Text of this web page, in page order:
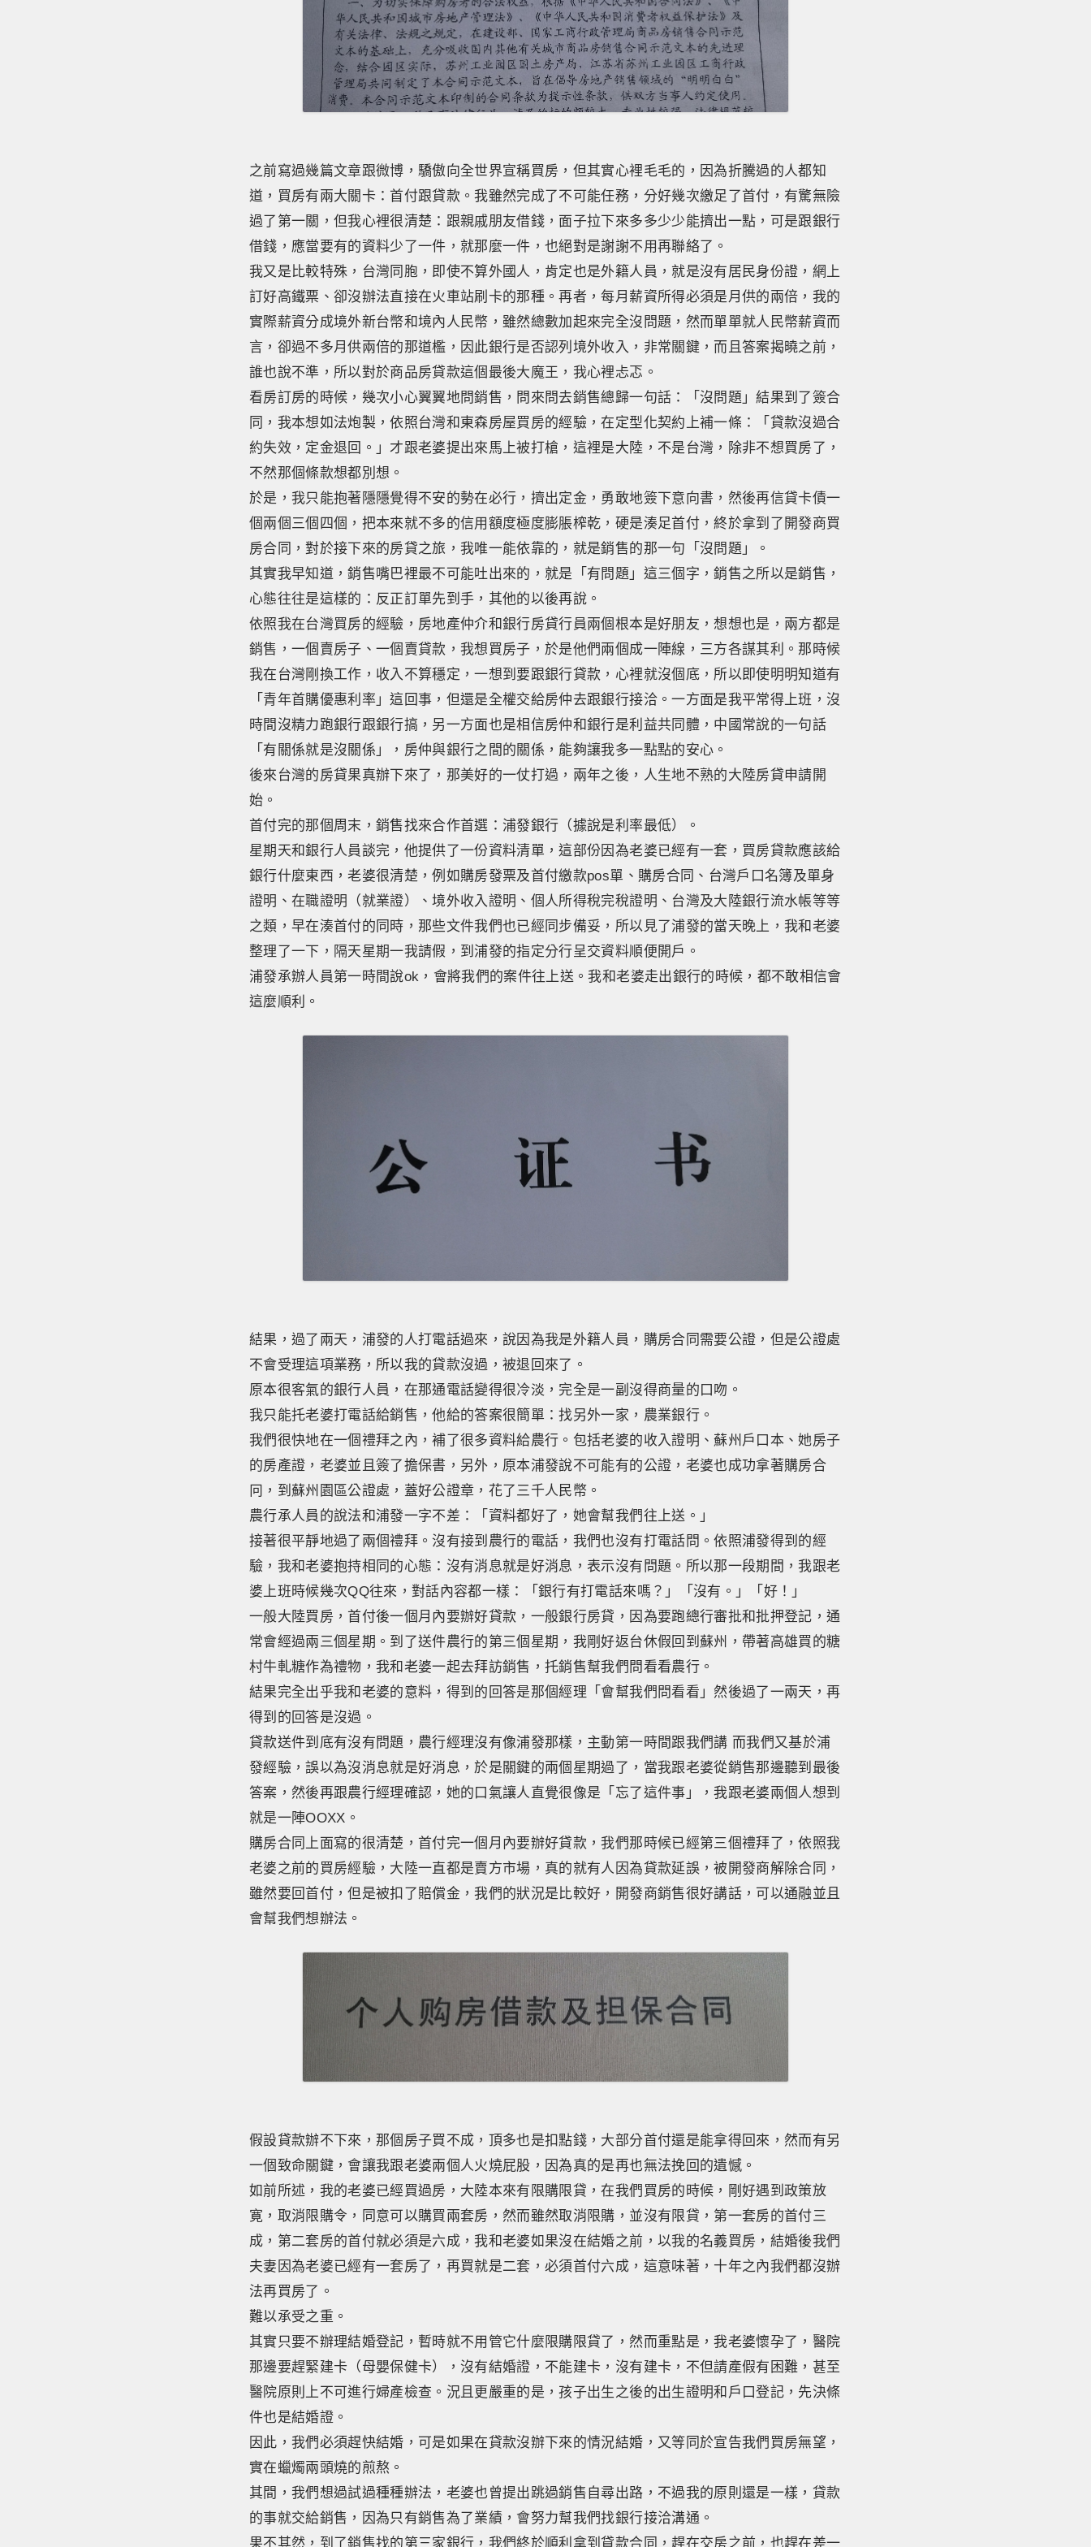
之前寫過幾篇文章跟微博，驕傲向全世界宣稱買房，但其實心裡毛毛的，因為折騰過的人都知
道，買房有兩大關卡：首付跟貸款。我雖然完成了不可能任務，分好幾次繳足了首付，有驚無險
過了第一關，但我心裡很清楚：跟親戚朋友借錢，面子拉下來多多少少能擠出一點，可是跟銀行
借錢，應當要有的資料少了一件，就那麼一件，也絕對是謝謝不用再聯絡了。
我又是比較特殊，台灣同胞，即使不算外國人，肯定也是外籍人員，就是沒有居民身份證，網上
訂好高鐵票、卻沒辦法直接在火車站刷卡的那種。再者，每月薪資所得必須是月供的兩倍，我的
實際薪資分成境外新台幣和境內人民幣，雖然總數加起來完全沒問題，然而單單就人民幣薪資而
言，卻過不多月供兩倍的那道檻，因此銀行是否認列境外收入，非常關鍵，而且答案揭曉之前，
誰也說不準，所以對於商品房貸款這個最後大魔王，我心裡忐忑。
看房訂房的時候，幾次小心翼翼地問銷售，問來問去銷售總歸一句話：「沒問題」結果到了簽合
同，我本想如法炮製，依照台灣和東森房屋買房的經驗，在定型化契約上補一條：「貸款沒過合
約失效，定金退回。」才跟老婆提出來馬上被打槍，這裡是大陸，不是台灣，除非不想買房了，
不然那個條款想都別想。
於是，我只能抱著隱隱覺得不安的勢在必行，擠出定金，勇敢地簽下意向書，然後再信貸卡債一
個兩個三個四個，把本來就不多的信用額度極度膨脹榨乾，硬是湊足首付，終於拿到了開發商買
房合同，對於接下來的房貸之旅，我唯一能依靠的，就是銷售的那一句「沒問題」。
其實我早知道，銷售嘴巴裡最不可能吐出來的，就是「有問題」這三個字，銷售之所以是銷售，
心態往往是這樣的：反正訂單先到手，其他的以後再說。
依照我在台灣買房的經驗，房地產仲介和銀行房貸行員兩個根本是好朋友，想想也是，兩方都是
銷售，一個賣房子、一個賣貸款，我想買房子，於是他們兩個成一陣線，三方各謀其利。那時候
我在台灣剛換工作，收入不算穩定，一想到要跟銀行貸款，心裡就沒個底，所以即使明明知道有
「青年首購優惠利率」這回事，但還是全權交給房仲去跟銀行接洽。一方面是我平常得上班，沒
時間沒精力跑銀行跟銀行搞，另一方面也是相信房仲和銀行是利益共同體，中國常說的一句話
「有關係就是沒關係」，房仲與銀行之間的關係，能夠讓我多一點點的安心。
後來台灣的房貸果真辦下來了，那美好的一仗打過，兩年之後，人生地不熟的大陸房貸申請開
始。
首付完的那個周末，銷售找來合作首選：浦發銀行（據說是利率最低）。
星期天和銀行人員談完，他提供了一份資料清單，這部份因為老婆已經有一套，買房貸款應該給
銀行什麼東西，老婆很清楚，例如購房發票及首付繳款pos單、購房合同、台灣戶口名簿及單身
證明、在職證明（就業證）、境外收入證明、個人所得稅完稅證明、台灣及大陸銀行流水帳等等
之類，早在湊首付的同時，那些文件我們也已經同步備妥，所以見了浦發的當天晚上，我和老婆
整理了一下，隔天星期一我請假，到浦發的指定分行呈交資料順便開戶。
浦發承辦人員第一時間說ok，會將我們的案件往上送。我和老婆走出銀行的時候，都不敢相信會
這麼順利。
結果，過了兩天，浦發的人打電話過來，說因為我是外籍人員，購房合同需要公證，但是公證處
不會受理這項業務，所以我的貸款沒過，被退回來了。
原本很客氣的銀行人員，在那通電話變得很冷淡，完全是一副沒得商量的口吻。
我只能托老婆打電話給銷售，他給的答案很簡單：找另外一家，農業銀行。
我們很快地在一個禮拜之內，補了很多資料給農行。包括老婆的收入證明、蘇州戶口本、她房子
的房產證，老婆並且簽了擔保書，另外，原本浦發說不可能有的公證，老婆也成功拿著購房合
冋，到蘇州園區公證處，蓋好公證章，花了三千人民幣。
農行承人員的說法和浦發一字不差：「資料都好了，她會幫我們往上送。」
接著很平靜地過了兩個禮拜。沒有接到農行的電話，我們也沒有打電話問。依照浦發得到的經
驗，我和老婆抱持相同的心態：沒有消息就是好消息，表示沒有問題。所以那一段期間，我跟老
婆上班時候幾次QQ往來，對話內容都一樣：「銀行有打電話來嗎？」「沒有。」「好！」
一般大陸買房，首付後一個月內要辦好貸款，一般銀行房貸，因為要跑總行審批和批押登記，通
常會經過兩三個星期。到了送件農行的第三個星期，我剛好返台休假回到蘇州，帶著高雄買的糖
村牛軋糖作為禮物，我和老婆一起去拜訪銷售，托銷售幫我們問看看農行。
結果完全出乎我和老婆的意料，得到的回答是那個經理「會幫我們問看看」然後過了一兩天，再
得到的回答是沒過。
貸款送件到底有沒有問題，農行經理沒有像浦發那樣，主動第一時間跟我們講 而我們又基於浦
發經驗，誤以為沒消息就是好消息，於是關鍵的兩個星期過了，當我跟老婆從銷售那邊聽到最後
答案，然後再跟農行經理確認，她的口氣讓人直覺很像是「忘了這件事」，我跟老婆兩個人想到
就是一陣OOXX。
購房合同上面寫的很清楚，首付完一個月內要辦好貸款，我們那時候已經第三個禮拜了，依照我
老婆之前的買房經驗，大陸一直都是賣方市場，真的就有人因為貸款延誤，被開發商解除合同，
雖然要回首付，但是被扣了賠償金，我們的狀況是比較好，開發商銷售很好講話，可以通融並且
會幫我們想辦法。
假設貸款辦不下來，那個房子買不成，頂多也是扣點錢，大部分首付還是能拿得回來，然而有另
一個致命關鍵，會讓我跟老婆兩個人火燒屁股，因為真的是再也無法挽回的遺憾。
如前所述，我的老婆已經買過房，大陸本來有限購限貸，在我們買房的時候，剛好遇到政策放
寛，取消限購令，同意可以購買兩套房，然而雖然取消限購，並沒有限貸，第一套房的首付三
成，第二套房的首付就必須是六成，我和老婆如果沒在結婚之前，以我的名義買房，結婚後我們
夫妻因為老婆已經有一套房了，再買就是二套，必須首付六成，這意味著，十年之內我們都沒辦
法再買房了。
難以承受之重。
其實只要不辦理結婚登記，暫時就不用管它什麼限購限貸了，然而重點是，我老婆懷孕了，醫院
那邊要趕緊建卡（母嬰保健卡），沒有結婚證，不能建卡，沒有建卡，不但請產假有困難，甚至
醫院原則上不可進行婦產檢查。況且更嚴重的是，孩子出生之後的出生證明和戶口登記，先決條
件也是結婚證。
因此，我們必須趕快結婚，可是如果在貸款沒辦下來的情況結婚，又等同於宣告我們買房無望，
實在蠟燭兩頭燒的煎熬。
其間，我們想過試過種種辦法，老婆也曾提出跳過銷售自尋出路，不過我的原則還是一樣，貸款
的事就交給銷售，因為只有銷售為了業績，會努力幫我們找銀行接洽溝通。
果不其然，到了銷售找的第三家銀行，我們終於順利拿到貸款合同，趕在交房之前，也趕在差一